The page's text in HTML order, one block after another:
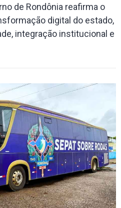
de Rondônia reafirma o
digital do estado,
integração institucional e